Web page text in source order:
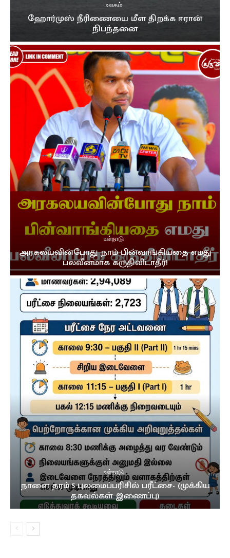
உலகம்
ஹோர்முஸ் நீரிணையை மீள திறக்க ஈரான்
நிபந்தனை
உள்நாடு
அரகலயவின்போது நாம் பின்வாங்கியதை எமது
பலவீனமாக கருதிவிடாதீர்!
உள்நாடு
நாளை தரம் 5 புலமைப்பரிசில் பரீட்சை- (முக்கிய
தகவல்கள் இணைப்பு)